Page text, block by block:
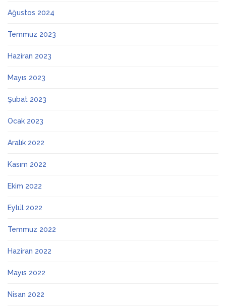
Ağustos 2024
Temmuz 2023
Haziran 2023
Mayıs 2023
Şubat 2023
Ocak 2023
Aralık 2022
Kasım 2022
Ekim 2022
Eylül 2022
Temmuz 2022
Haziran 2022
Mayıs 2022
Nisan 2022